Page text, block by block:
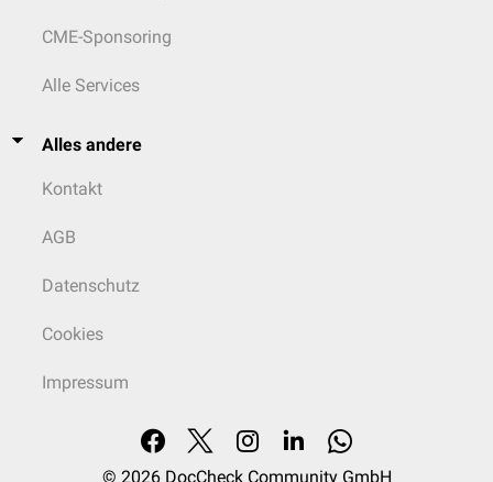
CME-Sponsoring
Alle Services
Alles andere
Kontakt
AGB
Datenschutz
Cookies
Impressum
© 2026 DocCheck Community GmbH